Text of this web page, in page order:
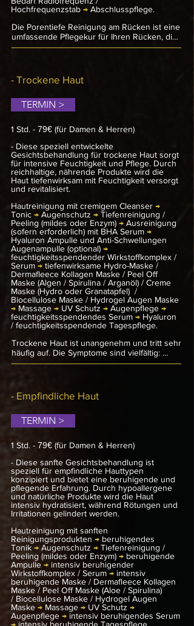
geeignet, um entzündete Akne zu
bekämpfen.
Hochfrequenzstab → Abschlusspflege.
Die Porentiefe Reinigung am Rücken ist eine
umfassende Pflegekur für Ihren Rücken, die
alle Schritte für eine optimale
abgestimmten Reinigungsprodukten. Ein
Peeling, individuell an den Hauttyp
Hautzellen und bereitet die Haut perfekt für
die weitere Behandlung vor. Anschließend
wird der Rücken mit warmem Dampf
behandelt, um die Poren zu öffnen und die
Haut auf die Tiefenreinigung vorzubereiten.
Die porentiefe Reinigung entfernt
Unreinheiten, überschüssigen Talg und
Verstopfungen, sodass Ihre Haut wieder frei
atmen kann. Eine hautberuhigende Maske
folgt, um Rötungen zu lindern und der Haut
Feuchtigkeit zu spenden. Je nach Bedarf
kann die Behandlung durch den Einsatz von
Radiofrequenz oder einem
Hochfrequenzstab ergänzt werden, um die
Haut zu straffen und die Regeneration zu
fördern. Den Abschluss bildet eine spezielle
Pflege, die Ihre Haut nährt und schützt. Das
Ergebnis? Ein gereinigter, revitalisierter
Rücken, der sich glatt und erfrischt anfühlt.
- Trockene Haut
TERMIN >
1 Std. - 79€ (für Damen & Herren)
- Diese speziell entwickelte
Gesichtsbehandlung für trockene Haut sorgt
für intensive Feuchtigkeit und Pflege. Durch
reichhaltige, nährende Produkte wird die
Haut tiefenwirksam mit Feuchtigkeit versorgt
und revitalisiert.
Hautreinigung mit cremigem Cleanser →
Tonic → Augenschutz → Tiefenreinigung /
Peeling (mildes oder Enzym) → Ausreinigung
(sofern erforderlich) mit BHA Serum →
Hyaluron Ampulle und Anti-Schwellungen
Augenampulle (optional) →
feuchtigkeitsspendender Wirkstoffkomplex /
Serum → tiefenwirksame Hydro-Maske /
Dermafleece Kollagen Maske / Peel Off
Maske (Algen / Spirulina / Arganöl) / Creme
Maske (Hydro oder Granatapfel) /
Biocellulose Maske / Hydrogel Augen Maske
→ Massage → UV Schutz → Augenpflege →
feuchtigkeitsspendendes Serum → Hyaluron
/ feuchtigkeitsspendende Tagespflege.
Trockene Haut ist unangenehm und tritt sehr
häufig auf. Die Symptome sind vielfältig:
Spannungsgefühle, frühzeitige
für dieses Hautbild. Die Ursache für
trockene Haut ist in den meisten Fällen ein
Hydro-Lipid-Gleichgewicht der Haut ist
empfindlich gestört und ihre natürliche
Barrierefunktion gegen äußere
Umwelteinflüsse eingeschränkt. Von einem
natürlich gesunden Glow kann dieser
Hauttyp nur träumen.
Die Behandlung beinhaltet sanfte Peelings,
die abgestorbene Hautzellen entfernen,
sowie beruhigende Masken, die Rötungen
mindern und die Hautbarriere stärken. Das
Ergebnis ist eine geschmeidige, strahlende
Haut, die sich frisch und revitalisiert anfühlt.
Ideal für alle, die ihre trockene Haut
verwöhnen und wieder zum Strahlen
bringen möchten. Gönnen Sie sich diese
wohltuende Auszeit!
- Empfindliche Haut
TERMIN >
1 Std. - 79€ (für Damen & Herren)
- Diese sanfte Gesichtsbehandlung ist
speziell für empfindliche Hauttypen
konzipiert und bietet eine beruhigende und
pflegende Erfahrung. Durch hypoallergene
und natürliche Produkte wird die Haut
intensiv hydratisiert, während Rötungen und
Irritationen gelindert werden.
Hautreinigung mit sanften
Reinigungsprodukten → beruhigendes
Tonik → Augenschutz → Tiefenreinigung /
Peeling (mildes oder Enzym) → beruhigende
Ampulle → intensiv beruhigender
Wirkstoffkomplex / Serum → intensiv
beruhigende Maske / Dermafleece Kollagen
Maske / Peel Off Maske (Aloe / Spirulina)
/ Biocellulose Maske / Hydrogel Augen
Maske → Massage → UV Schutz →
Augenpflege → intensiv beruhigendes Serum
→ intensiv beruhigende Tagespflege.